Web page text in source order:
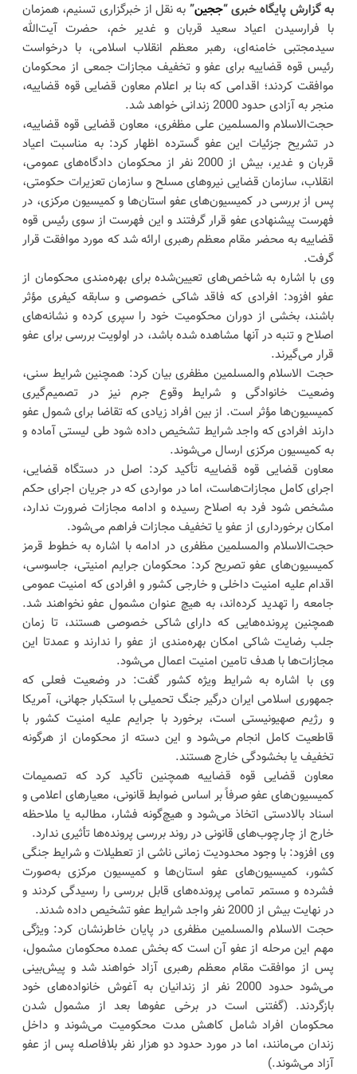
به گزارش پایگاه خبری “ججین” به نقل از خبرگزاری تسنیم، همزمان
با فرارسیدن اعیاد سعید قربان و غدیر خم، حضرت آیت‌الله
سیدمجتبی خامنه‌ای، رهبر معظم انقلاب اسلامی، با درخواست
رئیس قوه قضاییه برای عفو و تخفیف مجازات جمعی از محکومان
موافقت کردند؛ اقدامی که بنا بر اعلام معاون قضایی قوه قضاییه،
منجر به آزادی حدود 2000 زندانی خواهد شد.
حجت‌الاسلام والمسلمین علی مظفری، معاون قضایی قوه قضاییه،
در تشریح جزئیات این عفو گسترده اظهار کرد: به مناسبت اعیاد
قربان و غدیر، بیش از 2000 نفر از محکومان دادگاه‌های عمومی،
انقلاب، سازمان قضایی نیرو‌های مسلح و سازمان تعزیرات حکومتی،
پس از بررسی در کمیسیون‌های عفو استان‌ها و کمیسیون مرکزی، در
فهرست پیشنهادی عفو قرار گرفتند و این فهرست از سوی رئیس قوه
قضاییه به محضر مقام معظم رهبری ارائه شد که مورد موافقت قرار
گرفت.
وی با اشاره به شاخص‌های تعیین‌شده برای بهره‌مندی محکومان از
عفو افزود: افرادی که فاقد شاکی خصوصی و سابقه کیفری مؤثر
باشند، بخشی از دوران محکومیت خود را سپری کرده و نشانه‌های
اصلاح و تنبه در آنها مشاهده شده باشد، در اولویت بررسی برای عفو
قرار می‌گیرند.
حجت الاسلام والمسلمین مظفری بیان کرد: همچنین شرایط سنی،
وضعیت خانوادگی و شرایط وقوع جرم نیز در تصمیم‌گیری
کمیسیون‌ها مؤثر است. از بین افراد زیادی که تقاضا برای شمول عفو
دارند افرادی که واجد شرایط تشخیص داده شود طی لیستی آماده و
به کمیسیون مرکزی ارسال می‌شوند.
معاون قضایی قوه قضاییه تأکید کرد: اصل در دستگاه قضایی،
اجرای کامل مجازات‌هاست، اما در مواردی که در جریان اجرای حکم
مشخص شود فرد به اصلاح رسیده و ادامه مجازات ضرورت ندارد،
امکان برخورداری از عفو یا تخفیف مجازات فراهم می‌شود.
حجت‌الاسلام والمسلمین مظفری در ادامه با اشاره به خطوط قرمز
کمیسیون‌های عفو تصریح کرد: محکومان جرایم امنیتی، جاسوسی،
اقدام علیه امنیت داخلی و خارجی کشور و افرادی که امنیت عمومی
جامعه را تهدید کرده‌اند، به هیچ عنوان مشمول عفو نخواهند شد.
همچنین پرونده‌هایی که دارای شاکی خصوصی هستند، تا زمان
جلب رضایت شاکی امکان بهره‌مندی از عفو را ندارند و عمدتا این
مجازات‌ها با هدف تامین امنیت اعمال می‌شود.
وی با اشاره به شرایط ویژه کشور گفت: در وضعیت فعلی که
جمهوری اسلامی ایران درگیر جنگ تحمیلی با استکبار جهانی، آمریکا
و رژیم صهیونیستی است، برخورد با جرایم علیه امنیت کشور با
قاطعیت کامل انجام می‌شود و این دسته از محکومان از هرگونه
تخفیف یا بخشودگی خارج هستند.
معاون قضایی قوه قضاییه همچنین تأکید کرد که تصمیمات
کمیسیون‌های عفو صرفاً بر اساس ضوابط قانونی، معیار‌های اعلامی و
اسناد بالادستی اتخاذ می‌شود و هیچ‌گونه فشار، مطالبه یا ملاحظه
خارج از چارچوب‌های قانونی در روند بررسی پرونده‌ها تأثیری ندارد.
وی افزود: با وجود محدودیت زمانی ناشی از تعطیلات و شرایط جنگی
کشور، کمیسیون‌های عفو استان‌ها و کمیسیون مرکزی به‌صورت
فشرده و مستمر تمامی پرونده‌های قابل بررسی را رسیدگی کردند و
در نهایت بیش از 2000 نفر واجد شرایط عفو تشخیص داده شدند.
حجت الاسلام والمسلمین مظفری در پایان خاطرنشان کرد: ویژگی
مهم این مرحله از عفو آن است که بخش عمده محکومان مشمول،
پس از موافقت مقام معظم رهبری آزاد خواهند شد و پیش‌بینی
می‌شود حدود 2000 نفر از زندانیان به آغوش خانواده‌های خود
بازگردند. (گفتنی است در برخی عفو‌ها بعد از مشمول شدن
محکومان افراد شامل کاهش مدت محکومیت می‌شوند و داخل
زندان می‌مانند، اما در مورد حدود دو هزار نفر بلافاصله پس از عفو
آزاد می‌شوند.)